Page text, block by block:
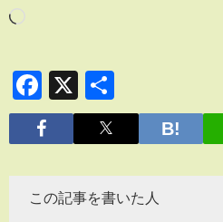
Facebook
X
有
この記事を書いた人